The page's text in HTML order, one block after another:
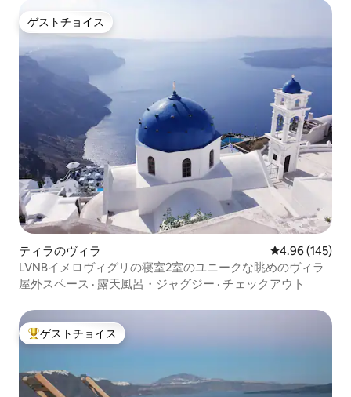
ゲストチョイス
ゲストチョイス
ティラのヴィラ レビュー145
4.96 (145)
LVNBイメロヴィグリの寝室2室のユニークな眺めのヴィラ
屋外スペース · 露天風呂・ジャグジー · チェックアウト
大好評のゲストチョイスです。
ゲストチョイス